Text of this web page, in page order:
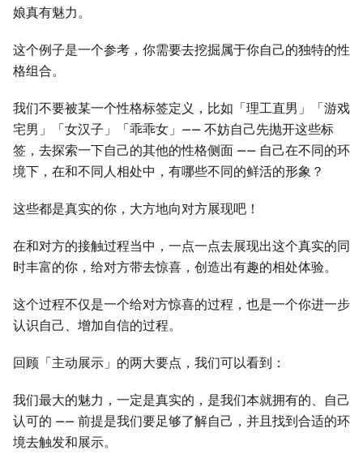
娘真有魅力。
这个例子是一个参考，你需要去挖掘属于你自己的独特的性
格组合。
我们不要被某一个性格标签定义，比如「理工直男」「游戏
宅男」「女汉子」「乖乖女」—— 不妨自己先抛开这些标
签，去探索一下自己的其他的性格侧面 —— 自己在不同的环
境下，在和不同人相处中，有哪些不同的鲜活的形象？
这些都是真实的你，大方地向对方展现吧！
在和对方的接触过程当中，一点一点去展现出这个真实的同
时丰富的你，给对方带去惊喜，创造出有趣的相处体验。
这个过程不仅是一个给对方惊喜的过程，也是一个你进一步
认识自己、增加自信的过程。
回顾「主动展示」的两大要点，我们可以看到：
我们最大的魅力，一定是真实的，是我们本就拥有的、自己
认可的 —— 前提是我们要足够了解自己，并且找到合适的环
境去触发和展示。